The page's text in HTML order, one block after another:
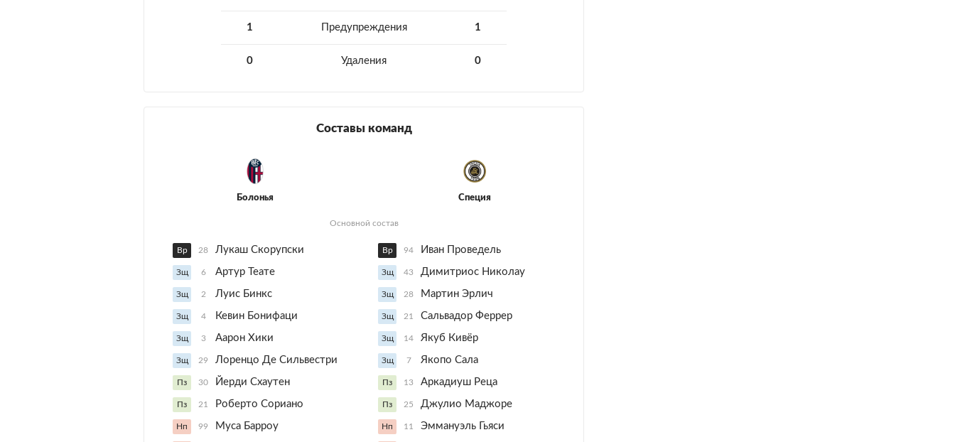
1 Предупреждения 1
0 Удаления 0
Составы команд
Болонья Специя
Основной состав
Вр 28 Лукаш Скорупски
Зщ 6 Артур Теате
Зщ 2 Луис Бинкс
Зщ 4 Кевин Бонифаци
Зщ 3 Аарон Хики
Зщ 29 Лоренцо Де Сильвестри
Пз 30 Йерди Схаутен
Пз 21 Роберто Сориано
Нп 99 Муса Барроу
Вр 94 Иван Проведель
Зщ 43 Димитриос Николау
Зщ 28 Мартин Эрлич
Зщ 21 Сальвадор Феррер
Зщ 14 Якуб Кивёр
Зщ 7 Якопо Сала
Пз 13 Аркадиуш Реца
Пз 25 Джулио Маджоре
Нп 11 Эммануэль Гьяси